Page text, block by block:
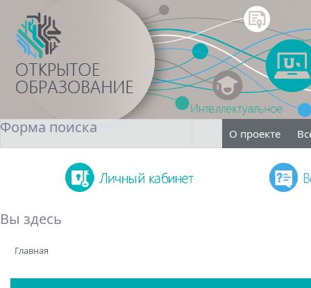
Форма поиска О проекте
Вы здесь
Главная